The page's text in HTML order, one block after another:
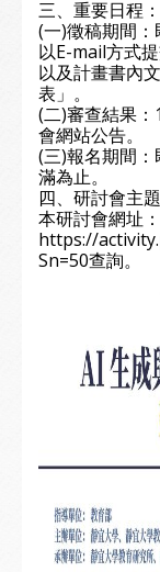
三、重要日程：
(一)徵稿期間
以E-mail方式
以及計畫書內
表」。
(二)審查結果
會網站公告。
(三)報名期間
滿為止。
四、研討會主
本研討會網址：
https://
Sn=50查詢。